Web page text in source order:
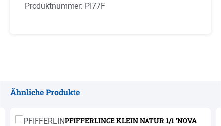
Produktnummer: PI77F
Ähnliche Produkte
PFIFFERLINGE KLEIN NATUR 1/1 'NOVA